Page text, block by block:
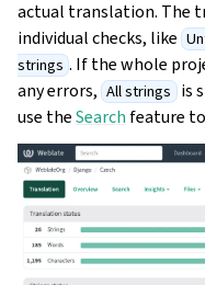
actual translation. The
individual checks, like
strings . If the whole
any errors, All strings is
use theSearch feature